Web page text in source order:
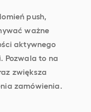
push,
ważne
aktywnego
Pozwala to na
zwiększa
zamówienia.